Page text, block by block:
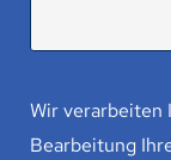
Wir verarbeiten
Bearbeitung